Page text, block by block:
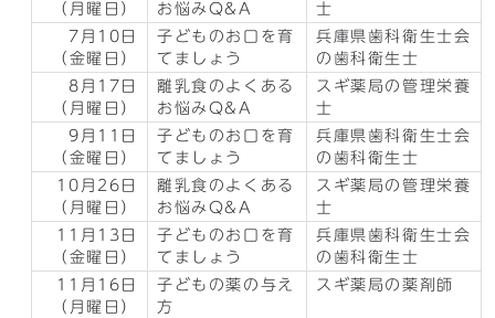
（月曜日）
お悩みQ&A
士
7月10日
（金曜日）
子どものお口を育
てましょう
兵庫県歯科衛生士会
の歯科衛生士
8月17日
（月曜日）
離乳食のよくある
お悩みQ&A
スギ薬局の管理栄養
士
9月11日
（金曜日）
子どものお口を育
てましょう
兵庫県歯科衛生士会
の歯科衛生士
10月26日
（月曜日）
離乳食のよくある
お悩みQ&A
スギ薬局の管理栄養
士
11月13日
（金曜日）
子どものお口を育
てましょう
兵庫県歯科衛生士会
の歯科衛生士
11月16日
（月曜日）
子どもの薬の与え
方
スギ薬局の薬剤師